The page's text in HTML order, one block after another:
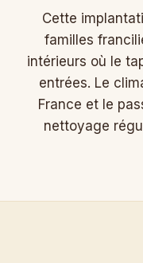
Cette
familles
intérieurs où le
entrées. Le
France et le
nettoyage